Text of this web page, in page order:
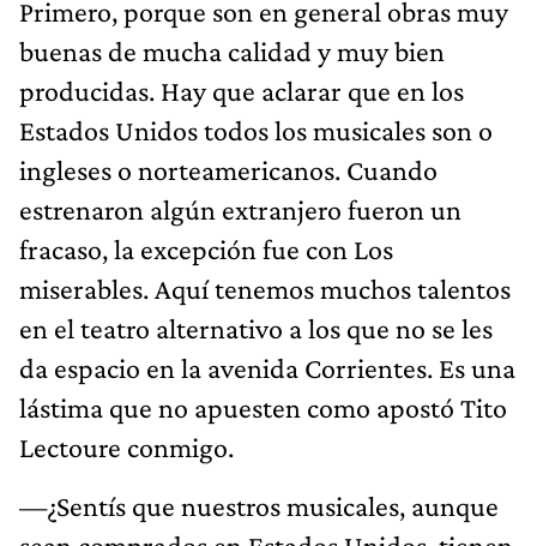
Primero, porque son en general obras muy
buenas de mucha calidad y muy bien
producidas. Hay que aclarar que en los
Estados Unidos todos los musicales son o
ingleses o norteamericanos. Cuando
estrenaron algún extranjero fueron un
fracaso, la excepción fue con Los
miserables. Aquí tenemos muchos talentos
en el teatro alternativo a los que no se les
da espacio en la avenida Corrientes. Es una
lástima que no apuesten como apostó Tito
Lectoure conmigo.
—¿Sentís que nuestros musicales, aunque